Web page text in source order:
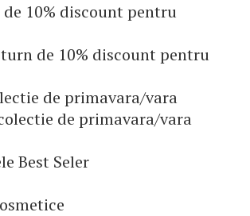
de 10% discount pentru
de 10% discount pentru
de primavara/vara
de primavara/vara
Best Seler